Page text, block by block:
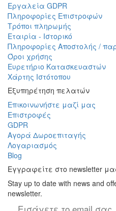
Εργαλεία GDPR
Πληροφορίες Επιστροφών
Τρόποι πληρωμής
Εταιρία - Ιστορικό
Πληροφορίες Αποστολής /
Όροι χρήσης
Ευρετήριο Κατασκευαστών
Χάρτης Ιστότοπου
Εξυπηρέτηση πελατών
Επικοινωνήστε μαζί μας
Επιστροφές
GDPR
Αγορά Δωροεπιταγής
Λογαριασμός
Blog
Εγγραφείτε στο newsletter
Stay up to date with news and
newsletter.